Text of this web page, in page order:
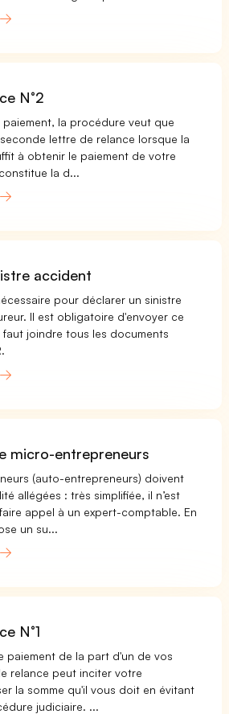
N°2
la procédure veut que
lettre de relance lorsque la
à obtenir le paiement de votre
la d...
accident
pour déclarer un sinistre
Il est obligatoire d'envoyer ce
joindre tous les documents
micro-entrepreneurs
(auto-entrepreneurs) doivent
allégées : très simplifiée, il n’est
appel à un expert-comptable. En
un su...
N°1
paiement de la part d'un de vos
relance peut inciter votre
la somme qu'il vous doit en évitant
judiciaire. ...